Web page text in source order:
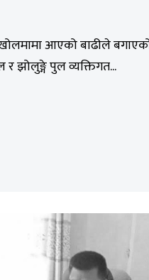
आएको बाढीले
झोलुङ्गे पुल व्यक्तिगत...